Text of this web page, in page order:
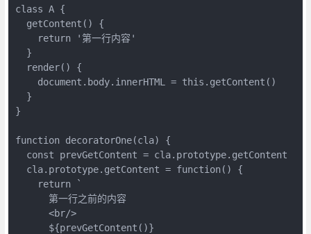
class A {
  getContent() {
    return '第一行内容'
  }
  render() {
    document.body.innerHTML = this.getContent()
  }
}
function decoratorOne(cla) {
  const prevGetContent = cla.prototype.getContent
  cla.prototype.getContent = function() {
    return `
      第一行之前的内容
      <br/>
      ${prevGetContent()}